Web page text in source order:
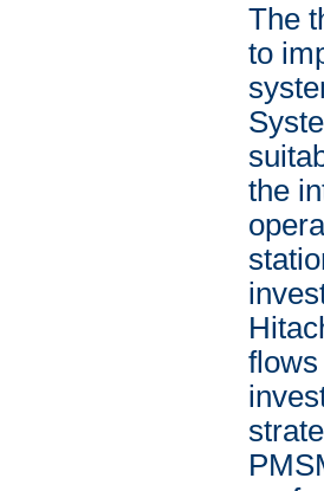
The
to
the